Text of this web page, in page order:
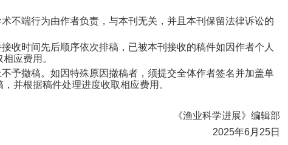
不端行为由作者负责，与本刊无关，并且本刊保留法律诉讼的
收时间先后顺序依次排稿，已被本刊接收的稿件如因作者个人
应费用。
予撤稿。如因特殊原因撤稿者，须提交全体作者签名并加盖单
并根据稿件处理进度收取相应费用。
《渔业科学进展》编辑部
2025年6月 25日